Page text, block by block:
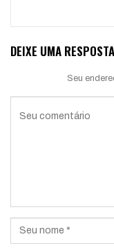
DEIXE UMA RESPOSTA
Seu